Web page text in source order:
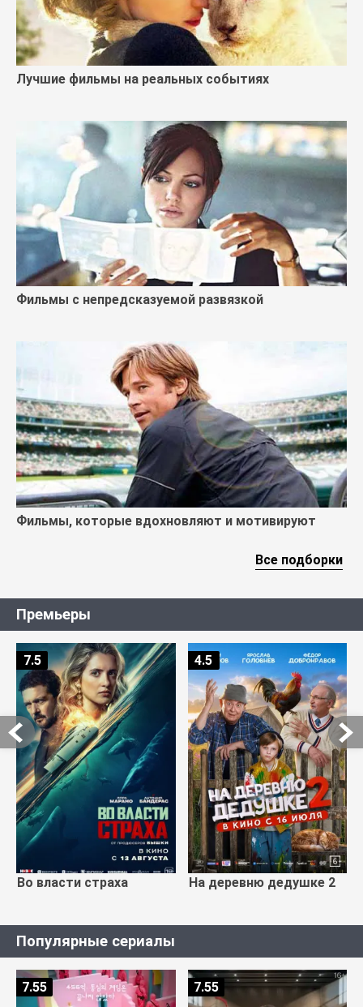
Лучшие фильмы на реальных событиях
Фильмы с непредсказуемой развязкой
Фильмы, которые вдохновляют и мотивируют
Все подборки
Премьеры
Во власти страха
7.5
На деревню дедушке 2
4.5
Популярные сериалы
7.55 7.55